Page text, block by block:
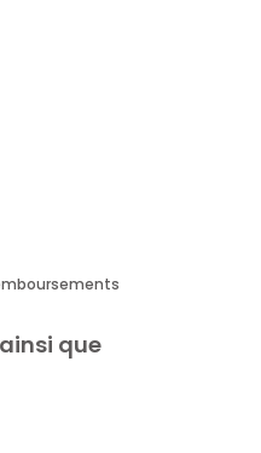
que